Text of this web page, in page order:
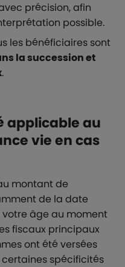
précision, afin
possible.
les bénéficiaires sont
la succession et
.
applicable au
vie en cas
montant de
de la date
âge au moment
fiscaux principaux
ont été versées
spécificités